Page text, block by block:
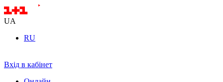
UA
RU
Вхід в кабінет